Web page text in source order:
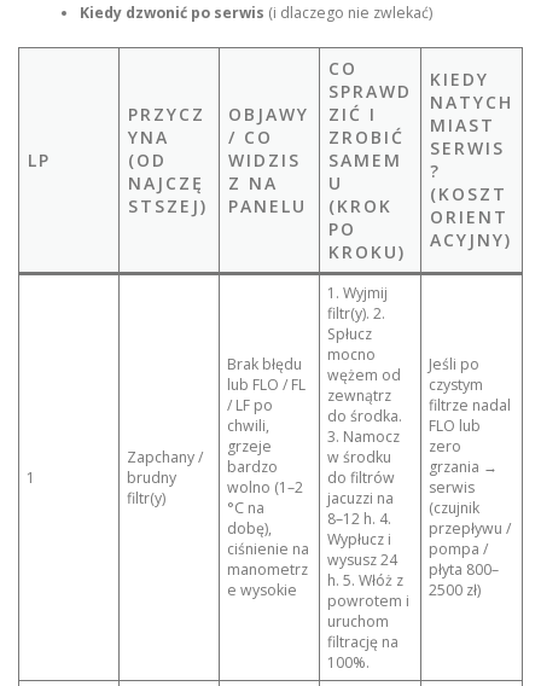
Kiedy dzwonić po serwis (i dlaczego nie zwlekać)
LP
PRZYCZ
YNA
(OD
NAJCZĘ
STSZEJ)
OBJAWY
/ CO
WIDZIS
Z NA
PANELU
CO
SPRAWD
ZIĆ I
ZROBIĆ
SAMEM
U
(KROK
PO
KROKU)
KIEDY
NATYCH
MIAST
SERWIS
?
(KOSZT
ORIENT
ACYJNY)
1
Zapchany /
brudny
filtr(y)
Brak błędu
lub FLO / FL
/ LF po
chwili,
grzeje
bardzo
wolno (1–2
°C na
dobę),
ciśnienie na
manometrz
e wysokie
1. Wyjmij
filtr(y). 2.
Spłucz
mocno
wężem od
zewnątrz
do środka.
3. Namocz
w środku
do filtrów
jacuzzi na
8–12 h. 4.
Wypłucz i
wysusz 24
h. 5. Włóż z
powrotem i
uruchom
filtrację na
100%.
Jeśli po
czystym
filtrze nadal
FLO lub
zero
grzania →
serwis
(czujnik
przepływu /
pompa /
płyta 800–
2500 zł)